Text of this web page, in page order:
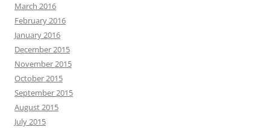
March 2016
February 2016
January 2016
December 2015
November 2015
October 2015
September 2015
August 2015
July 2015